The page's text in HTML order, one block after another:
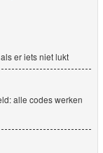
er iets niet lukt
alle codes werken